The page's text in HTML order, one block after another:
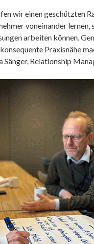
wir einen geschützten
voneinander
arbeiten können.
Praxisnähe
Sänger, Relationship